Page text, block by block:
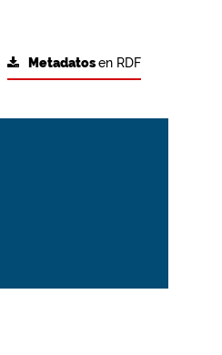
Metadatosen RDF